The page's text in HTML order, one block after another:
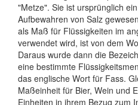
"Metze". Sie ist ursprünglich
Aufbewahren von Salz
als Maß für Flüssigkeiten im
verwendet wird, ist von dem
Daraus wurde dann die
eine bestimmte
das englische Wort für Fass.
Maßeinheit für Bier, Wein und
Einheiten in ihrem Bezug zum